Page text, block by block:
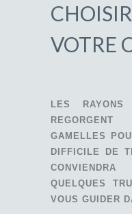
VOTRE
LES RAYONS
GAMELLES
DIFFICILE DE
CONVIENDRA
QUELQUES
VOUS GUIDER